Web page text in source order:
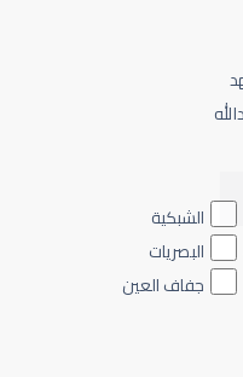
الشبكية
البصريات
جفاف العين